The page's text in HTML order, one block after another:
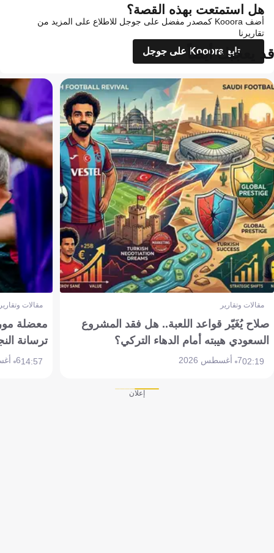
هل استمتعت بهذه القصة؟
أضف Kooora كمصدر مفضل على جوجل للاطلاع على المزيد من
تقاريرنا
تابع Kooora على جوجل
قد يعجبك أيضاً
مقالات وتقارير
صلاح يُغَيّر قواعد اللعبة.. هل فقد المشروع
السعودي هيبته أمام الدهاء التركي؟
02:197 أغسطس 2026
مقالات
معضلة
ترسانة
14:576 أغسطس 2026
إعلان